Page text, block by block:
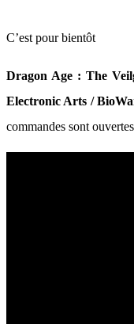
C’est pour bientôt
Dragon Age : The
Electronic Arts /
commandes sont